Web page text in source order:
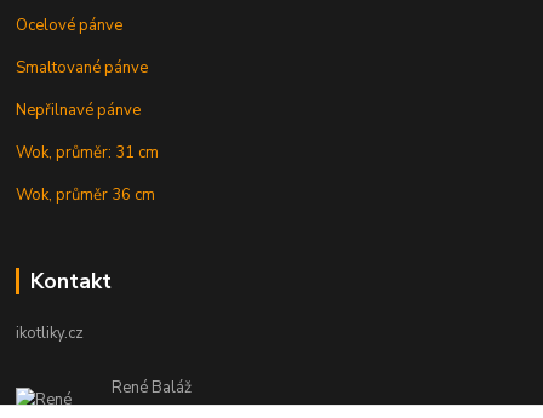
Ocelové pánve
Smaltované pánve
Nepřilnavé pánve
Wok, průměr: 31 cm
Wok, průměr 36 cm
Kontakt
ikotliky.cz
René Baláž